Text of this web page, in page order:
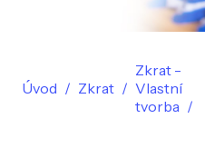
Úvod Zkrat
Zkrat -
Vlastní
tvorba